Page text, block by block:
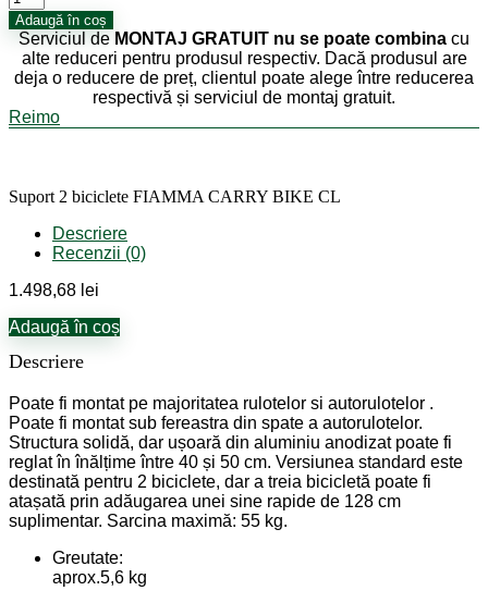
Suport
2
biciclete
FIAMMA
CARRY
BIKE
CL
Adaugă în coș
Serviciul de MONTAJ GRATUIT nu se poate combina cu
alte reduceri pentru produsul respectiv. Dacă produsul are
deja o reducere de preț, clientul poate alege între reducerea
respectivă și serviciul de montaj gratuit.
Reimo
Suport 2 biciclete FIAMMA CARRY BIKE CL
Descriere
Recenzii (0)
1.498,68 lei
Adaugă în coș
Descriere
Poate fi montat pe majoritatea rulotelor si autorulotelor .
Poate fi montat sub fereastra din spate a autorulotelor.
Structura solidă, dar ușoară din aluminiu anodizat poate fi
reglat în înălțime între 40 și 50 cm. Versiunea standard este
destinată pentru 2 biciclete, dar a treia bicicletă poate fi
atașată prin adăugarea unei sine rapide de 128 cm
suplimentar. Sarcina maximă: 55 kg.
Greutate:
aprox.5,6 kg